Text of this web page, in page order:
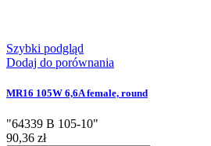
Szybki podgląd
Dodaj do porównania
MR16 105W 6,6A female, round
"64339 B 105-10"
90,36 zł